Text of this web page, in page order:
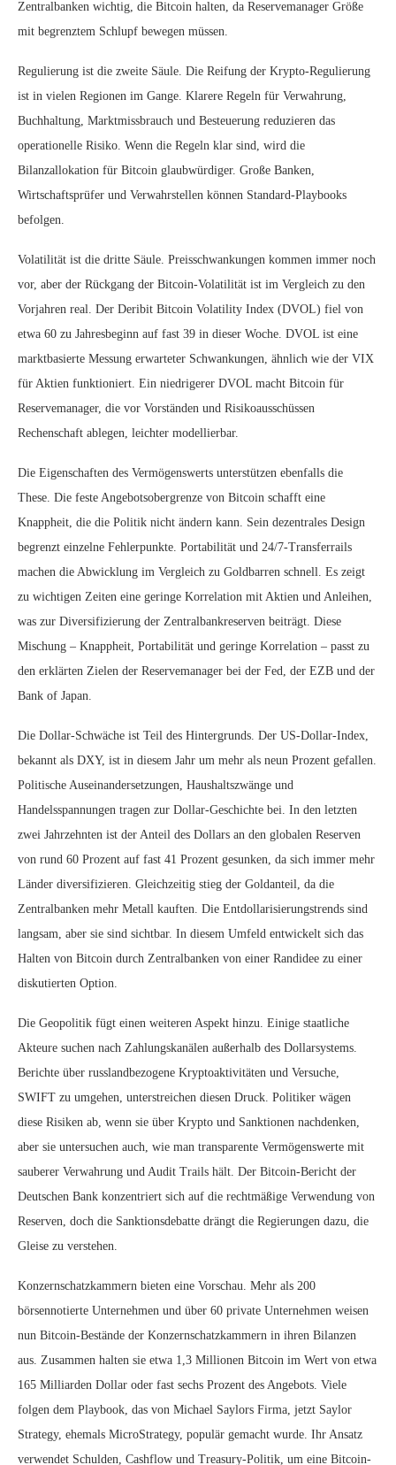
Zentralbanken wichtig, die Bitcoin halten, da Reservemanager Größe
mit begrenztem Schlupf bewegen müssen.
Regulierung ist die zweite Säule. Die Reifung der Krypto-Regulierung
ist in vielen Regionen im Gange. Klarere Regeln für Verwahrung,
Buchhaltung, Marktmissbrauch und Besteuerung reduzieren das
operationelle Risiko. Wenn die Regeln klar sind, wird die
Bilanzallokation für Bitcoin glaubwürdiger. Große Banken,
Wirtschaftsprüfer und Verwahrstellen können Standard-Playbooks
befolgen.
Volatilität ist die dritte Säule. Preisschwankungen kommen immer noch
vor, aber der Rückgang der Bitcoin-Volatilität ist im Vergleich zu den
Vorjahren real. Der Deribit Bitcoin Volatility Index (DVOL) fiel von
etwa 60 zu Jahresbeginn auf fast 39 in dieser Woche. DVOL ist eine
marktbasierte Messung erwarteter Schwankungen, ähnlich wie der VIX
für Aktien funktioniert. Ein niedrigerer DVOL macht Bitcoin für
Reservemanager, die vor Vorständen und Risikoausschüssen
Rechenschaft ablegen, leichter modellierbar.
Die Eigenschaften des Vermögenswerts unterstützen ebenfalls die
These. Die feste Angebotsobergrenze von Bitcoin schafft eine
Knappheit, die die Politik nicht ändern kann. Sein dezentrales Design
begrenzt einzelne Fehlerpunkte. Portabilität und 24/7-Transferrails
machen die Abwicklung im Vergleich zu Goldbarren schnell. Es zeigt
zu wichtigen Zeiten eine geringe Korrelation mit Aktien und Anleihen,
was zur Diversifizierung der Zentralbankreserven beiträgt. Diese
Mischung – Knappheit, Portabilität und geringe Korrelation – passt zu
den erklärten Zielen der Reservemanager bei der Fed, der EZB und der
Bank of Japan.
Die Dollar-Schwäche ist Teil des Hintergrunds. Der US-Dollar-Index,
bekannt als DXY, ist in diesem Jahr um mehr als neun Prozent gefallen.
Politische Auseinandersetzungen, Haushaltszwänge und
Handelsspannungen tragen zur Dollar-Geschichte bei. In den letzten
zwei Jahrzehnten ist der Anteil des Dollars an den globalen Reserven
von rund 60 Prozent auf fast 41 Prozent gesunken, da sich immer mehr
Länder diversifizieren. Gleichzeitig stieg der Goldanteil, da die
Zentralbanken mehr Metall kauften. Die Entdollarisierungstrends sind
langsam, aber sie sind sichtbar. In diesem Umfeld entwickelt sich das
Halten von Bitcoin durch Zentralbanken von einer Randidee zu einer
diskutierten Option.
Die Geopolitik fügt einen weiteren Aspekt hinzu. Einige staatliche
Akteure suchen nach Zahlungskanälen außerhalb des Dollarsystems.
Berichte über russlandbezogene Kryptoaktivitäten und Versuche,
SWIFT zu umgehen, unterstreichen diesen Druck. Politiker wägen
diese Risiken ab, wenn sie über Krypto und Sanktionen nachdenken,
aber sie untersuchen auch, wie man transparente Vermögenswerte mit
sauberer Verwahrung und Audit Trails hält. Der Bitcoin-Bericht der
Deutschen Bank konzentriert sich auf die rechtmäßige Verwendung von
Reserven, doch die Sanktionsdebatte drängt die Regierungen dazu, die
Gleise zu verstehen.
Konzernschatzkammern bieten eine Vorschau. Mehr als 200
börsennotierte Unternehmen und über 60 private Unternehmen weisen
nun Bitcoin-Bestände der Konzernschatzkammern in ihren Bilanzen
aus. Zusammen halten sie etwa 1,3 Millionen Bitcoin im Wert von etwa
165 Milliarden Dollar oder fast sechs Prozent des Angebots. Viele
folgen dem Playbook, das von Michael Saylors Firma, jetzt Saylor
Strategy, ehemals MicroStrategy, populär gemacht wurde. Ihr Ansatz
verwendet Schulden, Cashflow und Treasury-Politik, um eine Bitcoin-